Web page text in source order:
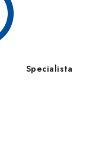
Specialista